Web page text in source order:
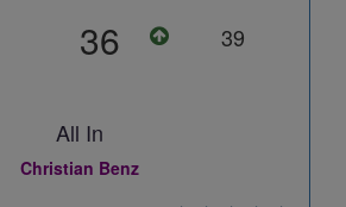
36 39
All In
Christian Benz